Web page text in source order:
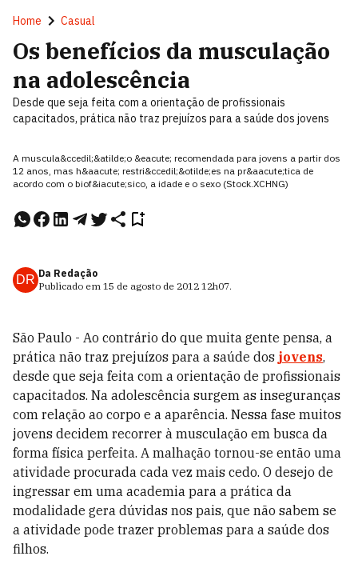
Home Casual
Os benefícios da musculação
na adolescência
Desde que seja feita com a orientação de profissionais
capacitados, prática não traz prejuízos para a saúde dos jovens
A muscula&ccedil;&atilde;o &eacute; recomendada para jovens a partir dos
12 anos, mas h&aacute; restri&ccedil;&otilde;es na pr&aacute;tica de
acordo com o biof&iacute;sico, a idade e o sexo (Stock.XCHNG)
DR Da Redação
Publicado em 15 de agosto de 2012 12h07.
São Paulo - Ao contrário do que muita gente pensa, a
prática não traz prejuízos para a saúde dos jovens,
desde que seja feita com a orientação de profissionais
capacitados. Na adolescência surgem as inseguranças
com relação ao corpo e a aparência. Nessa fase muitos
jovens decidem recorrer à musculação em busca da
forma física perfeita. A malhação tornou-se então uma
atividade procurada cada vez mais cedo. O desejo de
ingressar em uma academia para a prática da
modalidade gera dúvidas nos pais, que não sabem se
a atividade pode trazer problemas para a saúde dos
filhos.